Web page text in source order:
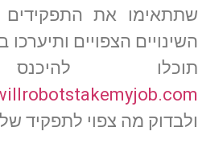
שתתאימו את
השינויים הצפויים
תוכלו
ולבדוק מה צפוי לתפקיד